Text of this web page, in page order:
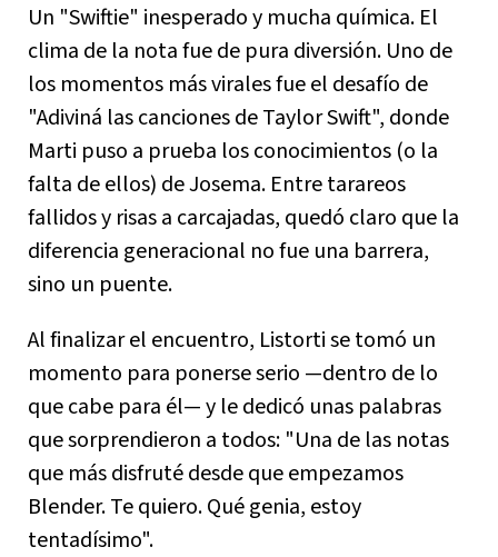
Un "Swiftie" inesperado y mucha química. El
clima de la nota fue de pura diversión. Uno de
los momentos más virales fue el desafío de
"Adiviná las canciones de Taylor Swift", donde
Marti puso a prueba los conocimientos (o la
falta de ellos) de Josema. Entre tarareos
fallidos y risas a carcajadas, quedó claro que la
diferencia generacional no fue una barrera,
sino un puente.
Al finalizar el encuentro, Listorti se tomó un
momento para ponerse serio —dentro de lo
que cabe para él— y le dedicó unas palabras
que sorprendieron a todos: "Una de las notas
que más disfruté desde que empezamos
Blender. Te quiero. Qué genia, estoy
tentadísimo".